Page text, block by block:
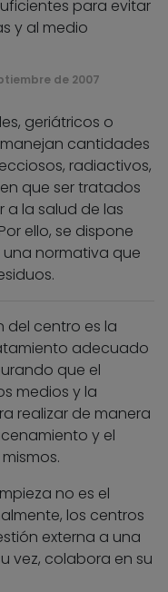
para evitar
y al medio
de 2007
geriátricos o
cantidades
radiactivos,
que ser tratados
la salud de las
ello, se dispone
normativa que
del centro es la
adecuado
que el
medios y la
realizar de manera
y el
no es el
los centros
externa a una
vez, colabora en su